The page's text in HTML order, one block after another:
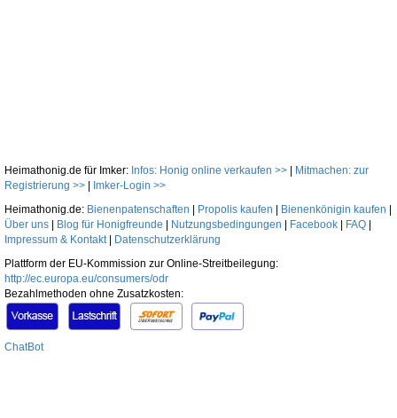
Heimathonig.de für Imker: Infos: Honig online verkaufen >>
Mitmachen: zur
Registrierung >>
Imker-Login >>
Heimathonig.de: Bienenpatenschaften Propolis kaufen Bienenkönigin kaufen
Über uns
Blog für Honigfreunde Nutzungsbedingungen Facebook FAQ
Impressum & Kontakt|
Datenschutzerklärung
Plattform der EU-Kommission zur Online-Streitbeilegung:
http://ec.europa.eu/consumers/odr
Bezahlmethoden ohne Zusatzkosten:
ChatBot